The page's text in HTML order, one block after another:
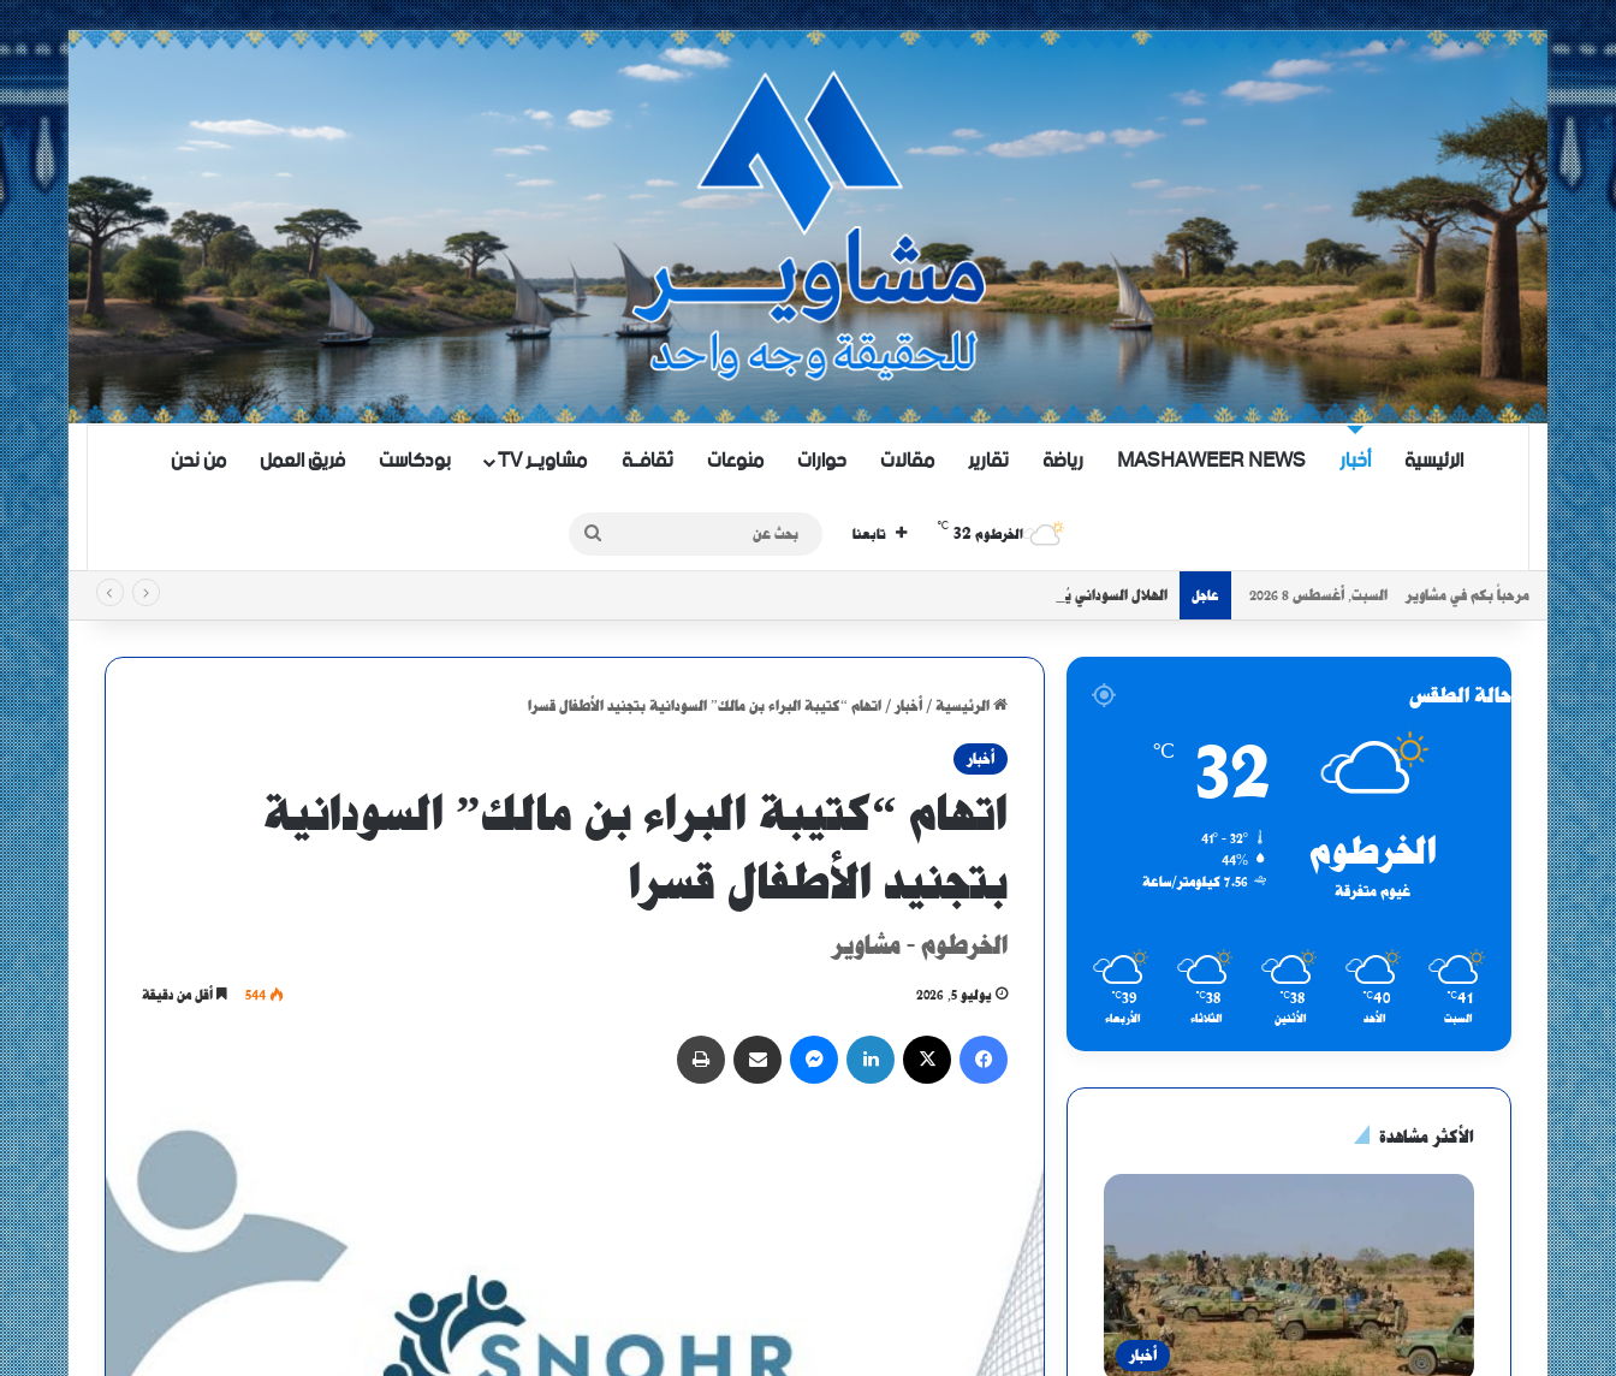
الرئيسية أخبار MASHAWEER NEWS رياضة تقارير مقالات حوارات منوعات ثقافــة مشاويــر TV بودكاست فريق العمل من نحن
الخرطوم 32
℃
تابعنا بحث
عن
مرحباً بكم في مشاوير السبت, أغسطس 8 2026 عاجل الهلال السوداني يُحرز برونزية سيكافا بثنائية في شباك الجاموس
الرئيسية / أخبار / اتهام “كتيبة البراء بن مالك” السودانية بتجنيد الأطفال قسرا
أخبار
اتهام “كتيبة البراء بن مالك” السودانية
بتجنيد الأطفال قسرا
الخرطوم - مشاوير
يوليو 5, 2026 544 أقل من دقيقة
فيسبوك لينكدإن ماسنجر مشاركة عبر البريد
حالة الطقس
الخرطوم
غيوم متفرقة
32
℃
41º - 32º
44%
7.56 كيلومتر/ساعة
41
℃
السبت
40
℃
الأحد
38
℃
الأثنين
38
℃
الثلاثاء
39
℃
الأربعاء
الأكثر مشاهدة
أخبار